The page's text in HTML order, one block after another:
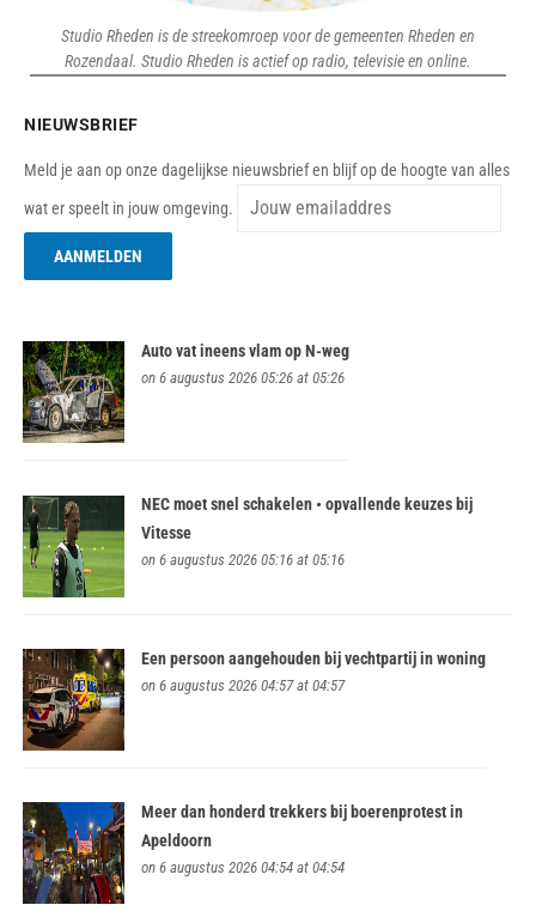
Studio Rheden is de streekomroep voor de gemeenten Rheden en
Rozendaal. Studio Rheden is actief op radio, televisie en online.
NIEUWSBRIEF
Meld je aan op onze dagelijkse nieuwsbrief en blijf op de hoogte van alles
wat er speelt in jouw omgeving.
Auto vat ineens vlam op N-weg
on 6 augustus 2026 05:26 at 05:26
NEC moet snel schakelen • opvallende keuzes bij
Vitesse
on 6 augustus 2026 05:16 at 05:16
Een persoon aangehouden bij vechtpartij in woning
on 6 augustus 2026 04:57 at 04:57
Meer dan honderd trekkers bij boerenprotest in
Apeldoorn
on 6 augustus 2026 04:54 at 04:54